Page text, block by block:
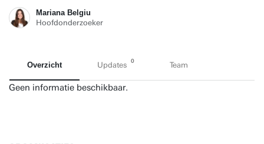
Mariana Belgiu
Hoofdonderzoeker
Overzicht Updates 0 Team
Geen informatie beschikbaar.